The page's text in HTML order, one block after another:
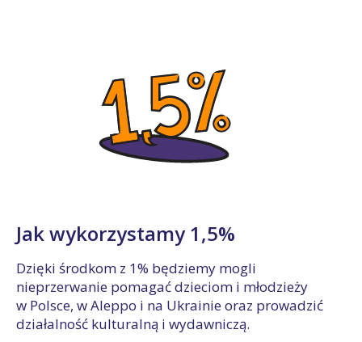
Jak wykorzystamy 1,5%
Dzięki środkom z 1% będziemy mogli
nieprzerwanie pomagać dzieciom i młodzieży
w Polsce, w Aleppo i na Ukrainie oraz prowadzić
działalność kulturalną i wydawniczą.